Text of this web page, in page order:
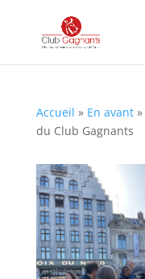
Accueil » En avant»
du Club Gagnants